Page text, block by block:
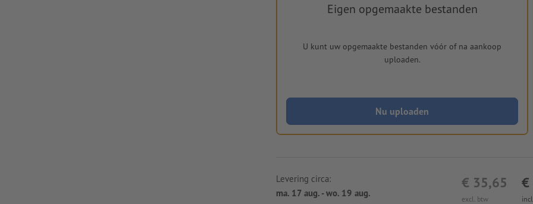
Eigen opgemaakte bestanden
U kunt uw opgemaakte bestanden vóór of na aankoop
uploaden.
Nu uploaden
excl. btw
€ 35,65 €
Levering circa:
ma. 17 aug. - wo. 19 aug.